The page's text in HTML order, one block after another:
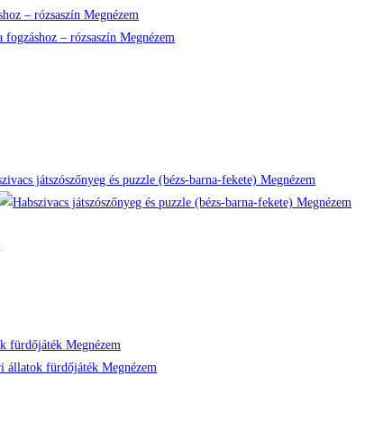
Megnézem
Megnézem
Megnézem
Megnézem
Megnézem
Megnézem